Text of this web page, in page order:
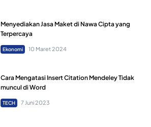
Menyediakan Jasa Maket di Nawa Cipta yang
Terpercaya
Ekonomi 10 Maret 2024
Cara Mengatasi Insert Citation Mendeley Tidak
muncul di Word
TECH 7 Juni 2023